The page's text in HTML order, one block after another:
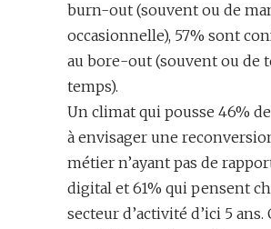
burn-out (souvent ou de
occasionnelle), 57% sont
au bore-out (souvent ou de
temps).
Un climat qui pousse 46%
à envisager une
métier n’ayant pas de
digital et 61% qui pensent
secteur d’activité d’ici 5 ans.